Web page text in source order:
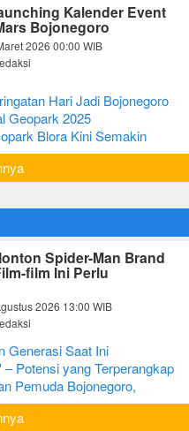
Kalender Event
Bojonegoro
2026 00:00 WIB
Hari Jadi Bojonegoro
Geopark 2025
Blora Kini Semakin
Spider-Man Brand
film Ini Perlu
2026 13:00 WIB
Generasi Saat Ini
Potensi yang Terperangkap
Pemuda Bojonegoro,